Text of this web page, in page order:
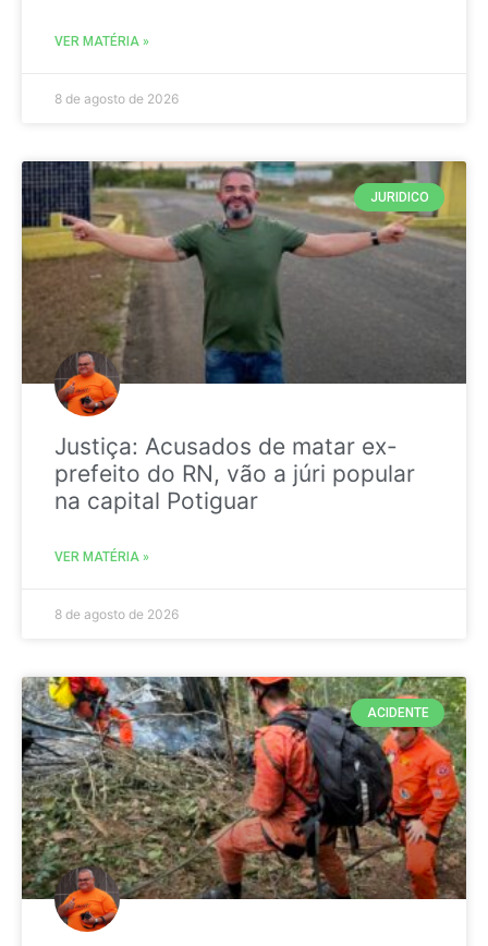
VER MATÉRIA »
8 de agosto de 2026
JURIDICO
Justiça: Acusados de matar ex-
prefeito do RN, vão a júri popular
na capital Potiguar
VER MATÉRIA »
8 de agosto de 2026
ACIDENTE